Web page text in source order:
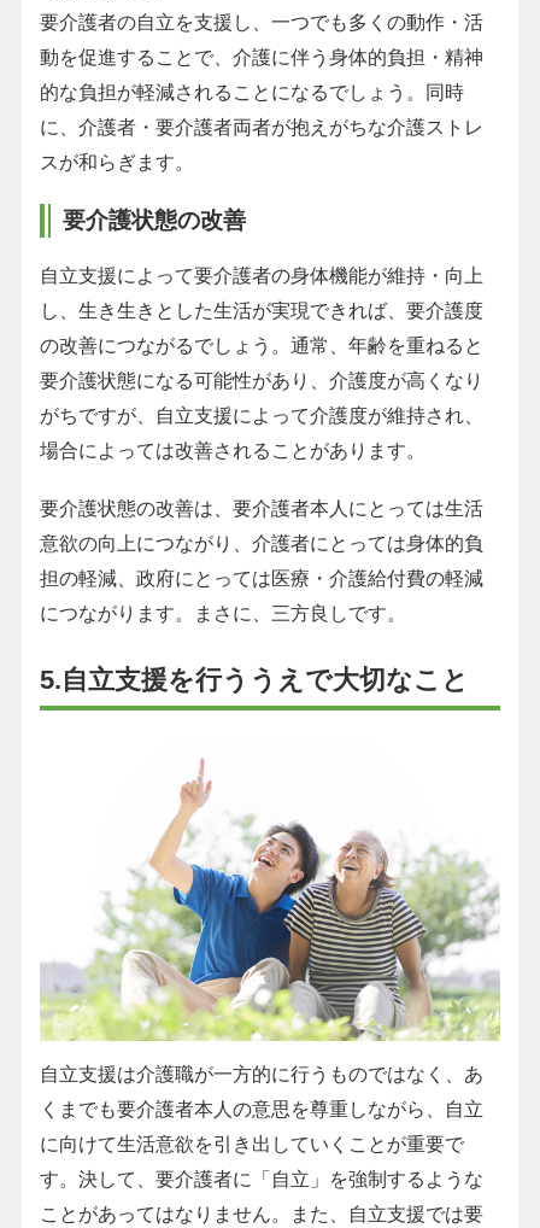
要介護者の自立を支援し、一つでも多くの動作・活
動を促進することで、介護に伴う身体的負担・精神
的な負担が軽減されることになるでしょう。同時
に、介護者・要介護者両者が抱えがちな介護ストレ
スが和らぎます。
要介護状態の改善
自立支援によって要介護者の身体機能が維持・向上
し、生き生きとした生活が実現できれば、要介護度
の改善につながるでしょう。通常、年齢を重ねると
要介護状態になる可能性があり、介護度が高くなり
がちですが、自立支援によって介護度が維持され、
場合によっては改善されることがあります。
要介護状態の改善は、要介護者本人にとっては生活
意欲の向上につながり、介護者にとっては身体的負
担の軽減、政府にとっては医療・介護給付費の軽減
につながります。まさに、三方良しです。
5.自立支援を行ううえで大切なこと
自立支援は介護職が一方的に行うものではなく、あ
くまでも要介護者本人の意思を尊重しながら、自立
に向けて生活意欲を引き出していくことが重要で
す。決して、要介護者に「自立」を強制するような
ことがあってはなりません。また、自立支援では要